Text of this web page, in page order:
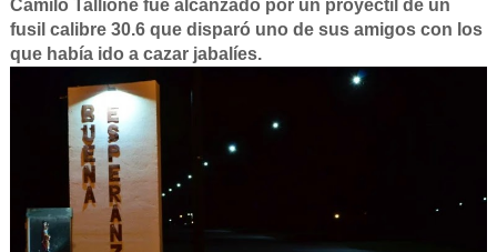
Camilo Tallione fue alcanzado por un proyectil de un
fusil calibre 30.6 que disparó uno de sus amigos con los
que había ido a cazar jabalíes.